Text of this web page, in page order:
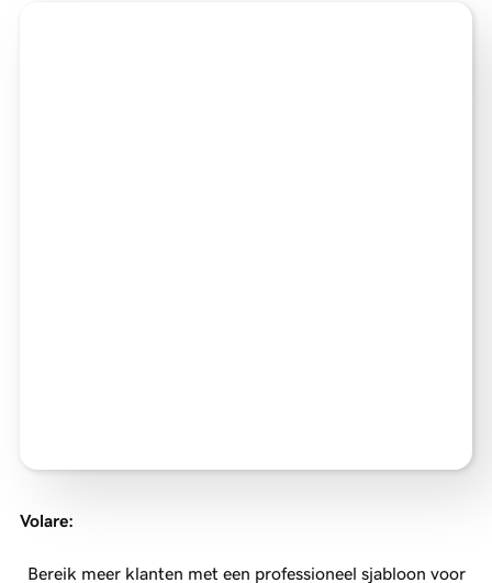
Volare:
Bereik meer klanten met een professioneel sjabloon voor